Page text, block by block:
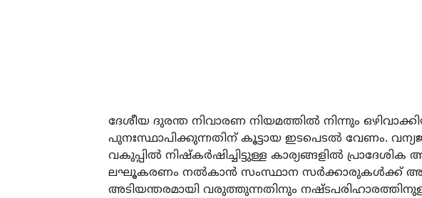
ദേശീയ ദുരന്ത നിവാരണ നിയമത്തിൽ നിന്നും
പുനഃസ്ഥാപിക്കുന്നതിന് കൂട്ടായ ഇടപെടൽ വേണം.
വകുപ്പിൽ നിഷ്കർഷിച്ചിട്ടുള്ള കാര്യങ്ങളിൽ
ലഘൂകരണം നൽകാൻ സംസ്ഥാന സർക്കാരുകൾക്ക്
അടിയന്തരമായി വരുത്തുന്നതിനും